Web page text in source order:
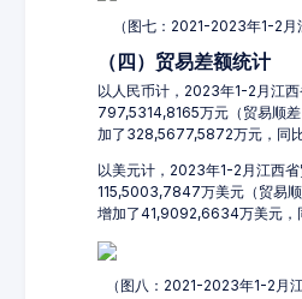
（图七：2021-2023年1-2月
（四）贸易差额统计
以人民币计，2023年1-2月江
797,5314,8165万元（贸易顺
加了328,5677,5872万元，同
以美元计，2023年1-2月江西省
115,5003,7847万美元（贸易
增加了41,9092,6634万美元，
（图八：2021-2023年1-2月